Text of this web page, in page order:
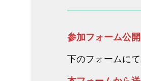
参加フォーム公開
下のフォームに